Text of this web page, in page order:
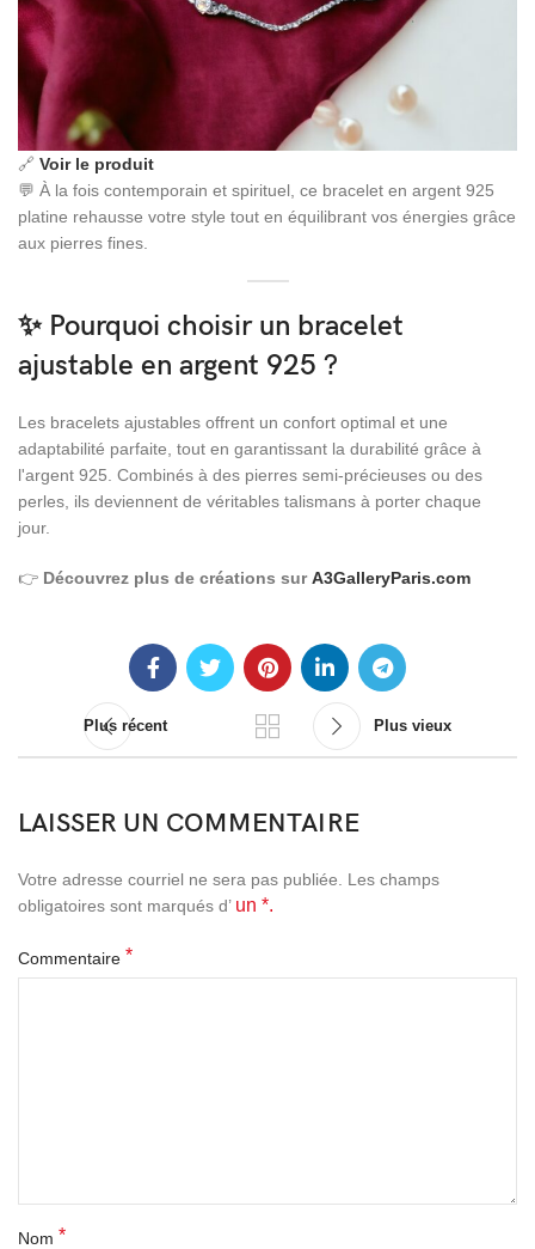
🔗 Voir le produit
💬 À la fois contemporain et spirituel, ce bracelet en argent 925
platine rehausse votre style tout en équilibrant vos énergies grâce
aux pierres fines.
✨ Pourquoi choisir un bracelet
ajustable en argent 925 ?
Les bracelets ajustables offrent un confort optimal et une
adaptabilité parfaite, tout en garantissant la durabilité grâce à
l'argent 925. Combinés à des pierres semi-précieuses ou des
perles, ils deviennent de véritables talismans à porter chaque
jour.
👉 Découvrez plus de créations surA3GalleryParis.com
Plus récent Plus vieux
LAISSER UN COMMENTAIRE
Votre adresse courriel ne sera pas publiée. Les champs
obligatoires sont marqués d’ un *.
Commentaire *
Nom *